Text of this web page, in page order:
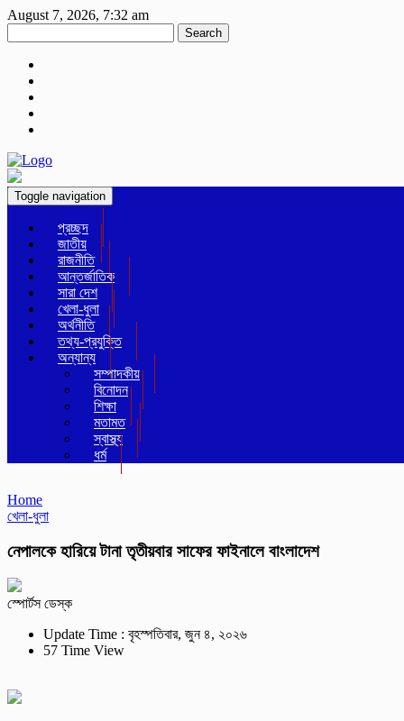
August 7, 2026, 7:32 am
Search
Toggle navigation
প্রচ্ছদ
জাতীয়
রাজনীতি
আন্তর্জাতিক
সারা দেশ
খেলা-ধুলা
অর্থনীতি
তথ্য-প্রযুক্তি
অন্যান্য
সম্পাদকীয়
বিনোদন
শিক্ষা
মতামত
স্বাস্থ্য
ধর্ম
Home
খেলা-ধুলা
নেপালকে হারিয়ে টানা তৃতীয়বার সাফের ফাইনালে বাংলাদেশ
স্পোর্টস ডেস্ক
Update Time : বৃহস্পতিবার, জুন ৪, ২০২৬
57 Time View